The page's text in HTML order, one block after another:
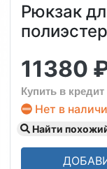
Рюкзак
11380
Купить в кредит
Нет в
Найти